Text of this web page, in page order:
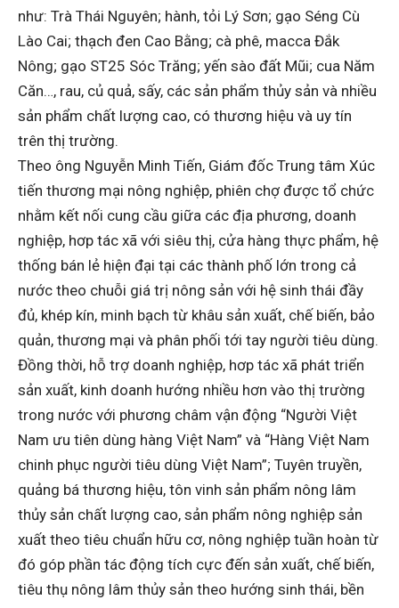
như: Trà Thái Nguyên; hành, tỏi Lý Sơn; gạo Séng Cù
Lào Cai; thạch đen Cao Bằng; cà phê, macca Đắk
Nông; gạo ST25 Sóc Trăng; yến sào đất Mũi; cua Năm
Căn…, rau, củ quả, sấy, các sản phẩm thủy sản và nhiều
sản phẩm chất lượng cao, có thương hiệu và uy tín
trên thị trường.
Theo ông Nguyễn Minh Tiến, Giám đốc Trung tâm Xúc
tiến thương mại nông nghiệp, phiên chợ được tổ chức
nhằm kết nối cung cầu giữa các địa phương, doanh
nghiệp, hơp tác xã với siêu thị, cửa hàng thực phẩm, hệ
thống bán lẻ hiện đại tại các thành phố lớn trong cả
nước theo chuỗi giá trị nông sản với hệ sinh thái đầy
đủ, khép kín, minh bạch từ khâu sản xuất, chế biến, bảo
quản, thương mại và phân phối tới tay người tiêu dùng.
Đồng thời, hỗ trợ doanh nghiệp, hơp tác xã phát triển
sản xuất, kinh doanh hướng nhiều hơn vào thị trường
trong nước với phương châm vận động “Người Việt
Nam ưu tiên dùng hàng Việt Nam” và “Hàng Việt Nam
chinh phục người tiêu dùng Việt Nam”; Tuyên truyền,
quảng bá thương hiệu, tôn vinh sản phẩm nông lâm
thủy sản chất lượng cao, sản phẩm nông nghiệp sản
xuất theo tiêu chuẩn hữu cơ, nông nghiệp tuần hoàn từ
đó góp phần tác động tích cực đến sản xuất, chế biến,
tiêu thụ nông lâm thủy sản theo hướng sinh thái, bền